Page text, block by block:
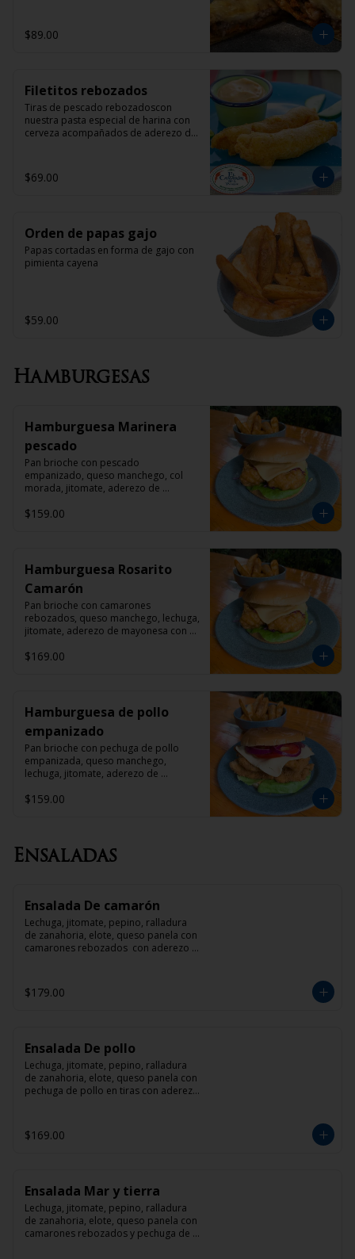
$89.00
Filetitos rebozados
Tiras de pescado rebozadoscon
nuestra pasta especial de harina con
cerveza acompañados de aderezo de
$69.00
Orden de papas gajo
Papas cortadas en forma de gajo con
pimienta cayena
$59.00
Hamburgesas
Hamburguesa Marinera
pescado
Pan brioche con pescado
empanizado, queso manchego, col
morada, jitomate, aderezo de
con pimienta cayena
$159.00
Hamburguesa Rosarito
Camarón
Pan brioche con camarones
rebozados, queso manchego, lechuga,
jitomate, aderezo de mayonesa con
cayena
$169.00
Hamburguesa de pollo
empanizado
Pan brioche con pechuga de pollo
empanizada, queso manchego,
lechuga, jitomate, aderezo de
con pimienta cayena
$159.00
Ensaladas
Ensalada De camarón
Lechuga, jitomate, pepino, ralladura
de zanahoria, elote, queso panela con
camarones rebozados  con aderezo
$179.00
Ensalada De pollo
Lechuga, jitomate, pepino, ralladura
de zanahoria, elote, queso panela con
pechuga de pollo en tiras con aderezo
$169.00
Ensalada Mar y tierra
Lechuga, jitomate, pepino, ralladura
de zanahoria, elote, queso panela con
camarones rebozados y pechuga de